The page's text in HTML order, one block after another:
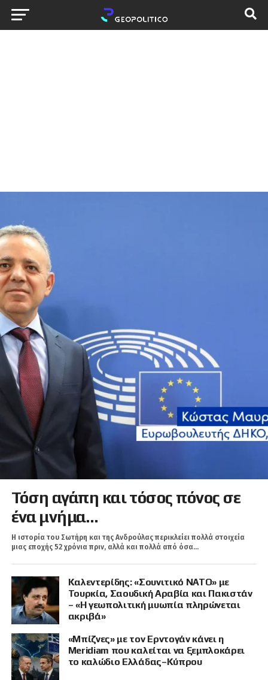
Τόση αγάπη και τόσος πόνος σε
ένα μνήμα…
Η ιστορία του Σωτήρη και της Ανδρούλας περικλείει πολλά στοιχεία
μιας εποχής 52 χρόνια πριν, αλλά και πολλά από όσα...
Καλεντερίδης: «Σουνιτικό ΝΑΤΟ» με
Τουρκία, Σαουδική Αραβία και Πακιστάν
– «Η γεωπολιτική μυωπία πληρώνεται
ακριβά»
«Μπίζνες» με τον Ερντογάν κάνει η
Meridiam που καλείται να ξεμπλοκάρει
το καλώδιο Ελλάδας–Κύπρου